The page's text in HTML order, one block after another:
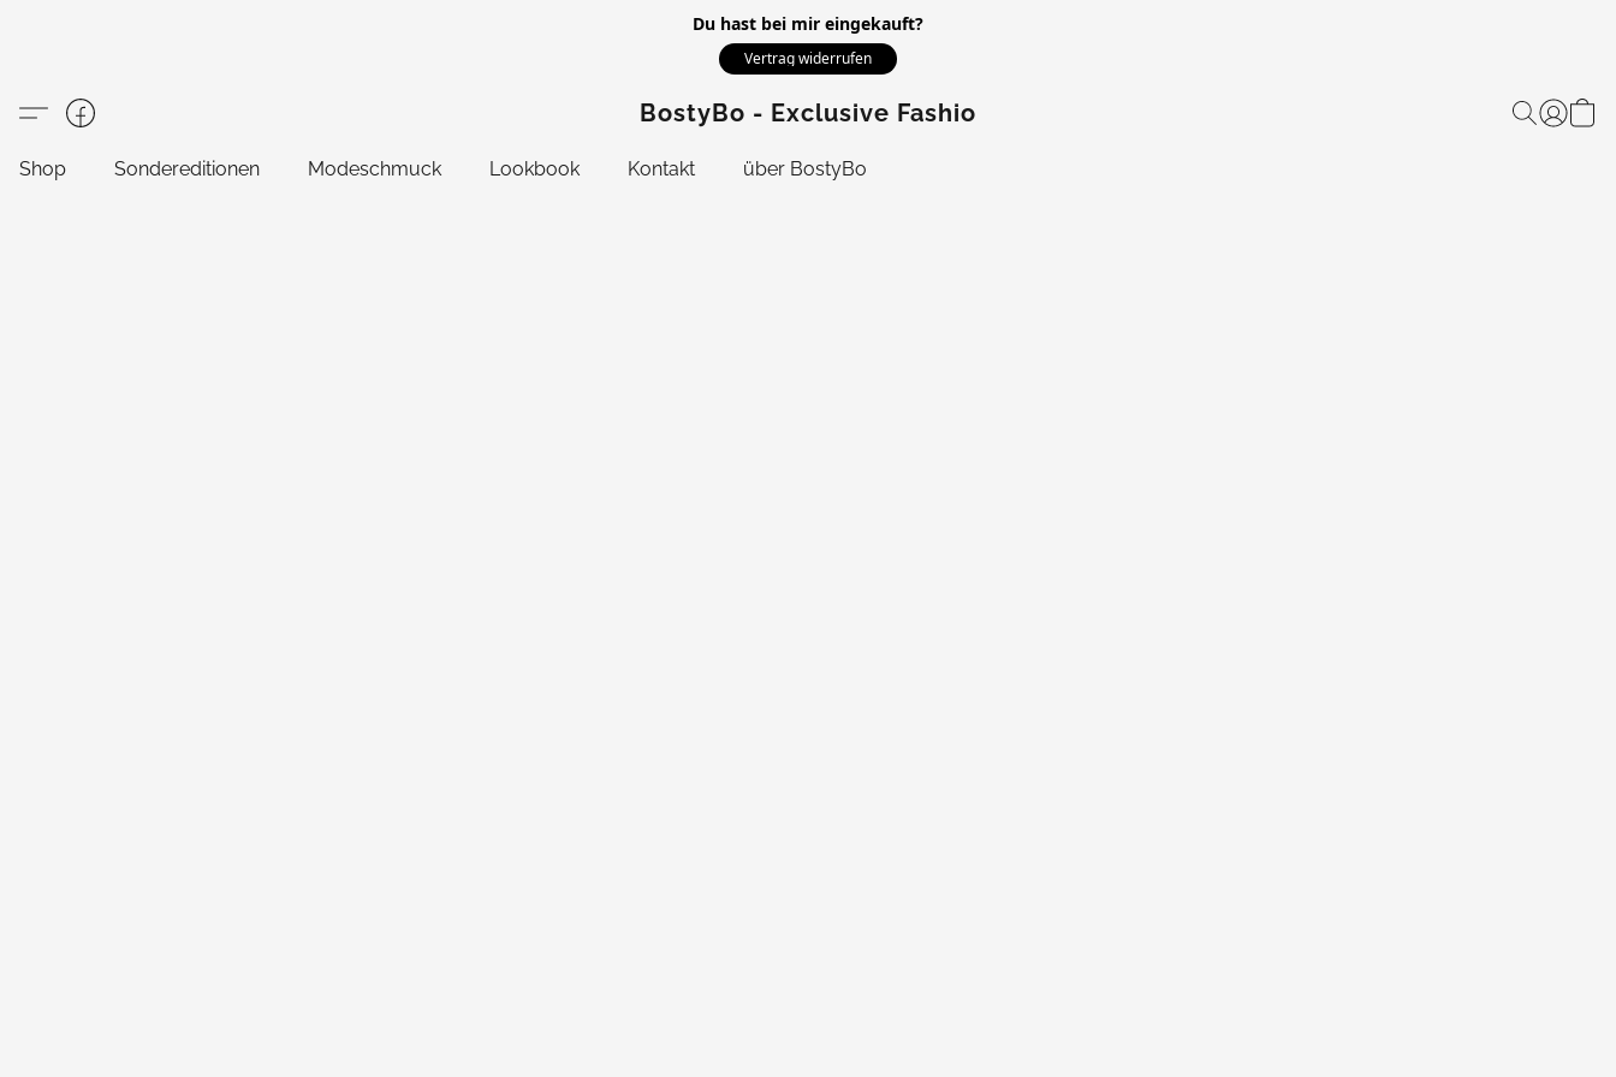
Du hast bei mir eingekauft?
Vertrag widerrufen
BostyBo - Exclusive Fashion
Shop Sondereditionen Modeschmuck Lookbook Kontakt über BostyBo